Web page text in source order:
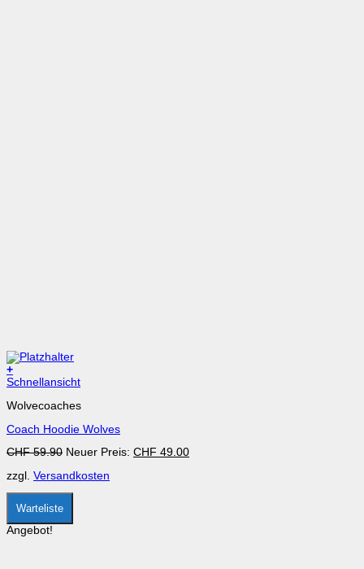
+
Dieses
weist
Varianten
Die
können
auf
der
Produktseite
gewählt
werden
Schnellansicht
Wolvecoaches
Coach Hoodie Wolves
CHF59.90 Ursprünglicher
war:
Neuer Preis: CHF 49.00Aktueller
zzgl. Versandkosten
Warteliste
Angebot!